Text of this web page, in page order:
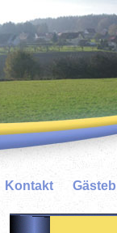
Kontakt